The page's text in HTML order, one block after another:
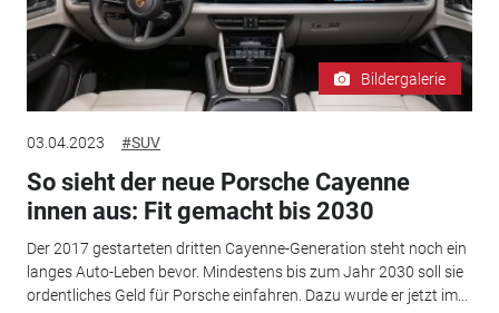
Bildergalerie
03.04.2023 #SUV
So sieht der neue Porsche Cayenne
innen aus: Fit gemacht bis 2030
Der 2017 gestarteten dritten Cayenne-Generation steht noch ein
langes Auto-Leben bevor. Mindestens bis zum Jahr 2030 soll sie
ordentliches Geld für Porsche einfahren. Dazu wurde er jetzt im...